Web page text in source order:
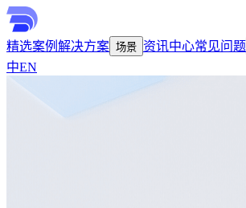
精选案例 解决方案 场景 资讯中心常见问题
中EN